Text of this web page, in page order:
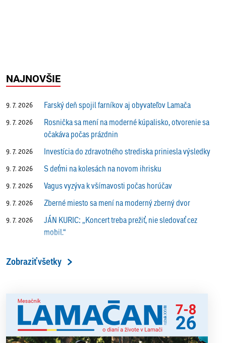
NAJNOVŠIE
9. 7. 2026 Farský deň spojil farníkov aj obyvateľov Lamača
9. 7. 2026
Rosnička sa mení na moderné kúpalisko, otvorenie sa
očakáva počas prázdnin
9. 7. 2026 Investícia do zdravotného strediska priniesla výsledky
9. 7. 2026 S deťmi na kolesách na novom ihrisku
9. 7. 2026 Vagus vyzýva k všímavosti počas horúčav
9. 7. 2026 Zberné miesto sa mení na moderný zberný dvor
9. 7. 2026
JÁN KURIC: „Koncert treba prežiť, nie sledovať cez
mobil.“
9. 7. 2026
ALENA PETÁKOVÁ: „Splnila som si všetko, čo som si
výborný šach aj príjemnú komunitnú atmosféru
Zobraziť všetky